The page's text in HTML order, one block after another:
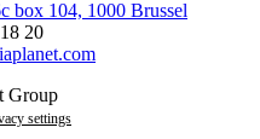
box 104, 1000 Brussel
20
Group
settings